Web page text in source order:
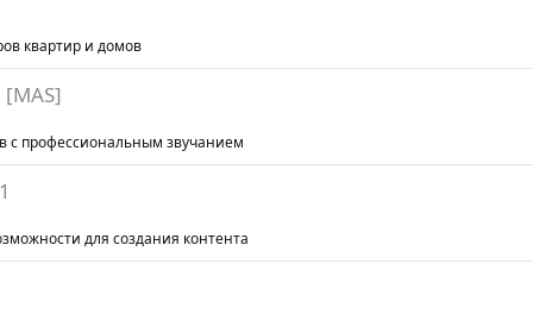
квартир и домов
с профессиональным звучанием
для создания контента